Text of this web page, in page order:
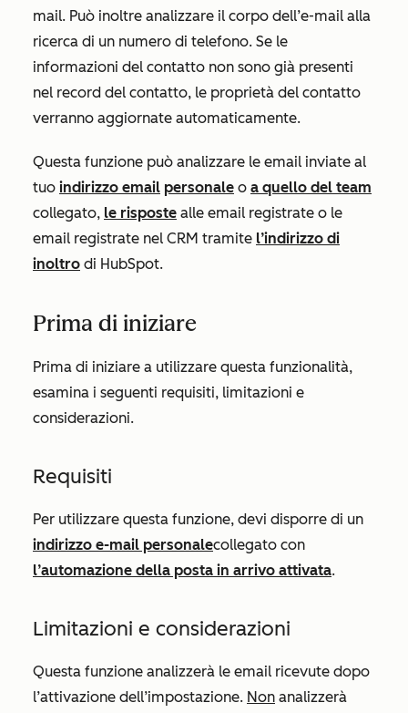
mail. Può inoltre analizzare il corpo dell’e-mail alla
ricerca di un numero di telefono. Se le
informazioni del contatto non sono già presenti
nel record del contatto, le proprietà del contatto
verranno aggiornate automaticamente.
Questa funzione può analizzare le email inviate al
tuo indirizzo email personale o a quello del team
collegato, le risposte alle email registrate o le
email registrate nel CRM tramite l’indirizzo di
inoltro di HubSpot.
Prima di iniziare
Prima di iniziare a utilizzare questa funzionalità,
esamina i seguenti requisiti, limitazioni e
considerazioni.
Requisiti
Per utilizzare questa funzione, devi disporre di un
indirizzo e-mail personalecollegato con
l’automazione della posta in arrivo attivata.
Limitazioni e considerazioni
Questa funzione analizzerà le email ricevute dopo
l’attivazione dell’impostazione. Non analizzerà